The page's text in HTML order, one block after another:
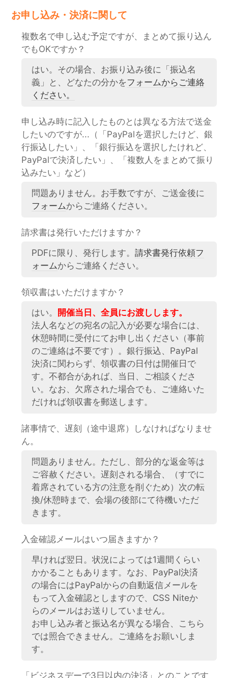
お申し込み・決済に関して
複数名で申し込む予定ですが、まとめて振り込ん
でもOKですか？
はい。その場合、お振り込み後に「振込名
義」と、どなたの分かをフォームからご連絡
ください。
申し込み時に記入したものとは異なる方法で送金
したいのですが...（「PayPalを選択したけど、銀
行振込したい」、「銀行振込を選択したけれど、
PayPalで決済したい」、「複数人をまとめて振り
込みたい」など）
問題ありません。お手数ですが、ご送金後に
フォームからご連絡ください。
請求書は発行いただけますか？
PDFに限り、発行します。請求書発行依頼フ
ォームからご連絡ください。
領収書はいただけますか？
はい。 開催当日、全員にお渡しします。
法人名などの宛名の記入が必要な場合には、
休憩時間に受付にてお申し出ください（事前
のご連絡は不要です）。銀行振込、PayPal
決済に関わらず、領収書の日付は開催日で
す。不都合があれば、当日、ご相談くださ
い。なお、欠席された場合でも、ご連絡いた
だければ領収書を郵送します。
諸事情で、遅刻（途中退席）しなければなりませ
ん。
問題ありません。ただし、部分的な返金等は
ご容赦ください。遅刻される場合、（すでに
着席されている方の注意を削ぐため）次の転
換/休憩時まで、会場の後部にて待機いただ
きます。
入金確認メールはいつ届きますか？
早ければ翌日。状況によっては1週間くらい
かかることもあります。なお、PayPal決済
の場合にはPayPalからの自動返信メールを
もって入金確認としますので、CSS Niteか
らのメールはお送りしていません。
お申し込み者と振込名が異なる場合、こちら
では照合できません。ご連絡をお願いしま
す。
「ビジネスデーで3日以内の決済」とのことです